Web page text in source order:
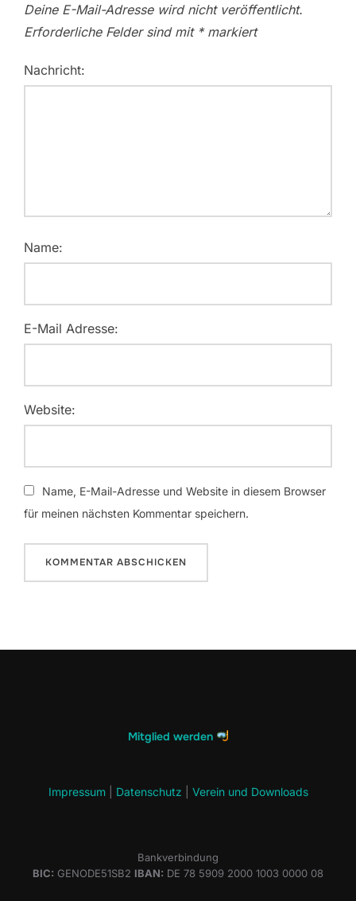
Deine E-Mail-Adresse wird nicht veröffentlicht.
Erforderliche Felder sind mit *markiert
Nachricht:
Name:
E-Mail Adresse:
Website:
Name, E-Mail-Adresse und Website in diesem Browser
für meinen nächsten Kommentar speichern.
Mitglied werden
Impressum| Datenschutz Verein und Downloads
Bankverbindung
BIC: GENODE51SB2 IBAN: DE 78 5909 2000 1003 0000 08